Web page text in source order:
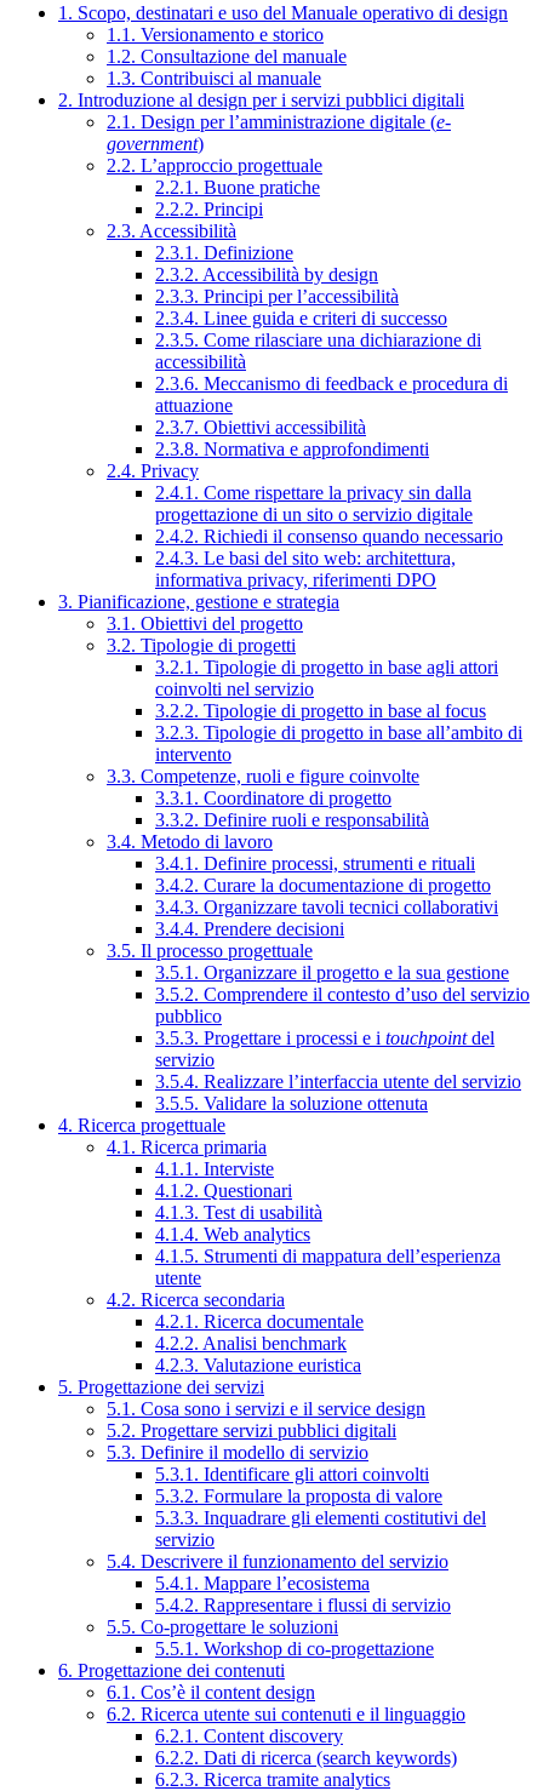
1. Scopo, destinatari e uso del Manuale operativo di design
1.1. Versionamento e storico
1.2. Consultazione del manuale
1.3. Contribuisci al manuale
2. Introduzione al design per i servizi pubblici digitali
2.1. Design per l’amministrazione digitale (e-
government)
2.2. L’approccio progettuale
2.2.1. Buone pratiche
2.2.2. Principi
2.3. Accessibilità
2.3.1. Definizione
2.3.2. Accessibilità by design
2.3.3. Principi per l’accessibilità
2.3.4. Linee guida e criteri di successo
2.3.5. Come rilasciare una dichiarazione di
accessibilità
2.3.6. Meccanismo di feedback e procedura di
attuazione
2.3.7. Obiettivi accessibilità
2.3.8. Normativa e approfondimenti
2.4. Privacy
2.4.1. Come rispettare la privacy sin dalla
progettazione di un sito o servizio digitale
2.4.2. Richiedi il consenso quando necessario
2.4.3. Le basi del sito web: architettura,
informativa privacy, riferimenti DPO
3. Pianificazione, gestione e strategia
3.1. Obiettivi del progetto
3.2. Tipologie di progetti
3.2.1. Tipologie di progetto in base agli attori
coinvolti nel servizio
3.2.2. Tipologie di progetto in base al focus
3.2.3. Tipologie di progetto in base all’ambito di
intervento
3.3. Competenze, ruoli e figure coinvolte
3.3.1. Coordinatore di progetto
3.3.2. Definire ruoli e responsabilità
3.4. Metodo di lavoro
3.4.1. Definire processi, strumenti e rituali
3.4.2. Curare la documentazione di progetto
3.4.3. Organizzare tavoli tecnici collaborativi
3.4.4. Prendere decisioni
3.5. Il processo progettuale
3.5.1. Organizzare il progetto e la sua gestione
3.5.2. Comprendere il contesto d’uso del servizio
pubblico
3.5.3. Progettare i processi e i touchpointdel
servizio
3.5.4. Realizzare l’interfaccia utente del servizio
3.5.5. Validare la soluzione ottenuta
4. Ricerca progettuale
4.1. Ricerca primaria
4.1.1. Interviste
4.1.2. Questionari
4.1.3. Test di usabilità
4.1.4. Web analytics
4.1.5. Strumenti di mappatura dell’esperienza
utente
4.2. Ricerca secondaria
4.2.1. Ricerca documentale
4.2.2. Analisi benchmark
4.2.3. Valutazione euristica
5. Progettazione dei servizi
5.1. Cosa sono i servizi e il service design
5.2. Progettare servizi pubblici digitali
5.3. Definire il modello di servizio
5.3.1. Identificare gli attori coinvolti
5.3.2. Formulare la proposta di valore
5.3.3. Inquadrare gli elementi costitutivi del
servizio
5.4. Descrivere il funzionamento del servizio
5.4.1. Mappare l’ecosistema
5.4.2. Rappresentare i flussi di servizio
5.5. Co-progettare le soluzioni
5.5.1. Workshop di co-progettazione
6. Progettazione dei contenuti
6.1. Cos’è il content design
6.2. Ricerca utente sui contenuti e il linguaggio
6.2.1. Content discovery
6.2.2. Dati di ricerca (search keywords)
6.2.3. Ricerca tramite analytics